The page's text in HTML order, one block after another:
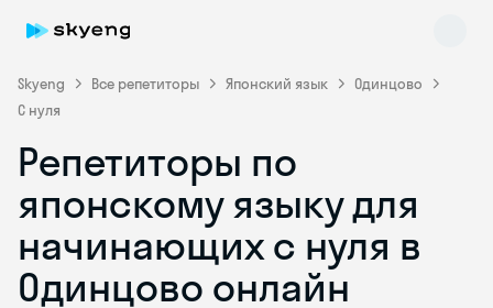
Skyeng Все репетиторы Японский язык
Одинцово
С нуля
Репетиторы по
японскому языку для
начинающих с нуля в
Одинцово онлайн
Skyeng Chat